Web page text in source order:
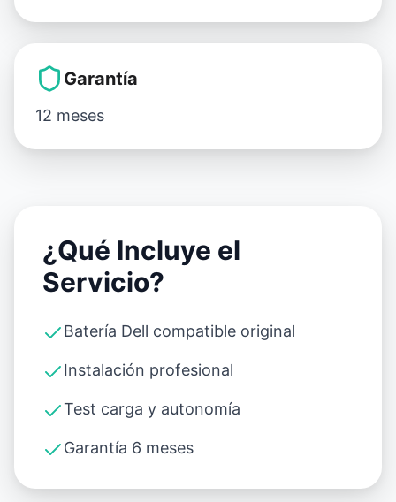
Garantía
12 meses
¿Qué Incluye el
Servicio?
Batería Dell compatible original
Instalación profesional
Test carga y autonomía
Garantía 6 meses